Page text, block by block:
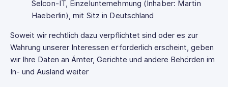
Selcon-IT, Einzelunternehmung (Inhaber: Martin
Haeberlin), mit Sitz in Deutschland
Soweit wir rechtlich dazu verpflichtet sind oder es zur
Wahrung unserer Interessen erforderlich erscheint, geben
wir Ihre Daten an Ämter, Gerichte und andere Behörden im
In- und Ausland weiter